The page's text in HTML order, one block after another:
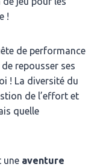
!
de performance
repousser ses
! La diversité du
de l’effort et
quelle
une aventure